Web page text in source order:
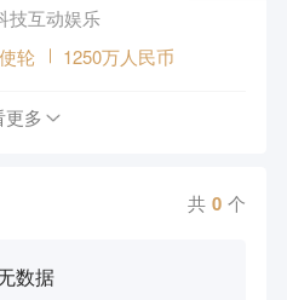
技互动娱乐
轮 1250万人民币
更多
共 0 个
数据